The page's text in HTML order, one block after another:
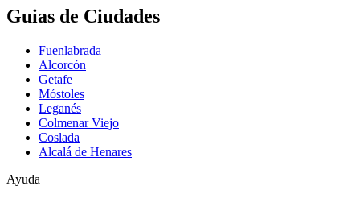
Guias de Ciudades
Fuenlabrada
Alcorcón
Getafe
Móstoles
Leganés
Colmenar Viejo
Coslada
Alcalá de Henares
Ayuda